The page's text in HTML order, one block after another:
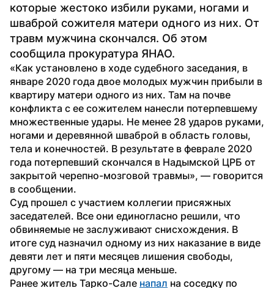
которые жестоко избили руками, ногами и
шваброй сожителя матери одного из них. От
травм мужчина скончался. Об этом
сообщила прокуратура ЯНАО.
«Как установлено в ходе судебного заседания, в
январе 2020 года двое молодых мужчин прибыли в
квартиру матери одного из них. Там на почве
конфликта с ее сожителем нанесли потерпевшему
множественные удары. Не менее 28 ударов руками,
ногами и деревянной шваброй в область головы,
тела и конечностей. В результате в феврале 2020
года потерпевший скончался в Надымской ЦРБ от
закрытой черепно-мозговой травмы», — говорится
в сообщении.
Суд прошел с участием коллегии присяжных
заседателей. Все они единогласно решили, что
обвиняемые не заслуживают снисхождения. В
итоге суд назначил одному из них наказание в виде
девяти лет и пяти месяцев лишения свободы,
другому — на три месяца меньше.
Ранее житель Тарко-Сале напал на соседку по